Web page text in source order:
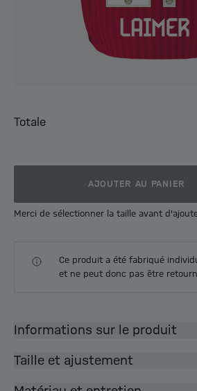
Totale
AJOUTER AU PANIER
Merci de sélectionner la taille avant
Ce produit a été fabriqué
et ne peut donc pas être
Informations sur le produit
Taille et ajustement